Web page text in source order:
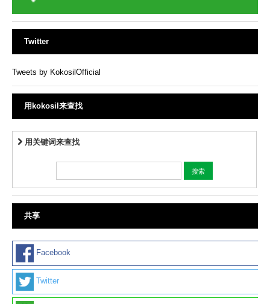
Twitter
Tweets by KokosilOfficial
用kokosil来查找
用关键词来查找
共享
Facebook
Twitter